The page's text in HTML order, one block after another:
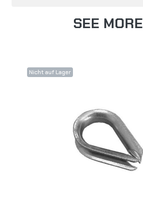
SEE MORE
Nicht auf Lager